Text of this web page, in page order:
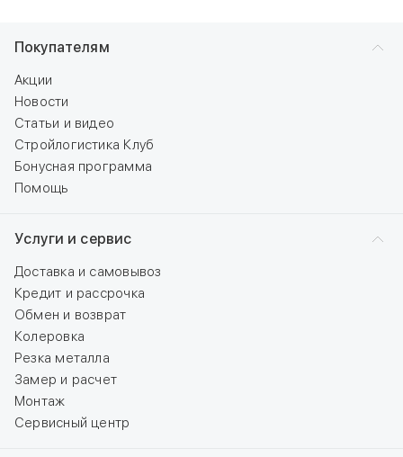
Покупателям
Акции
Новости
Статьи и видео
Стройлогистика Клуб
Бонусная программа
Помощь
Услуги и сервис
Доставка и самовывоз
Кредит и рассрочка
Обмен и возврат
Колеровка
Резка металла
Замер и расчет
Монтаж
Сервисный центр